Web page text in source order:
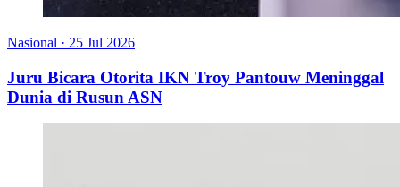
Nasional · 25 Jul 2026
Juru Bicara Otorita IKN Troy Pantouw Meninggal
Dunia di Rusun ASN